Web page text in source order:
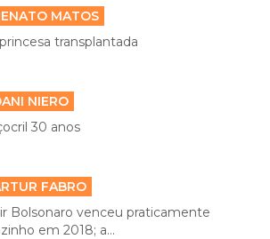
MATOS
transplantada
NIERO
30 anos
FABRO
Bolsonaro venceu praticamente
em 2018; a...